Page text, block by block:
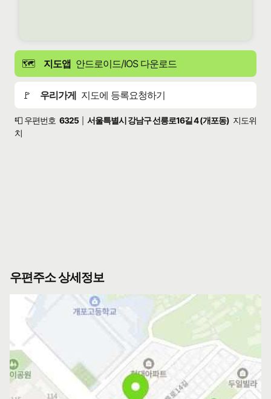
🗺️ 지도앱 안드로이드/IOS 다운로드
🚩 우리가게 지도에 등록요청하기
📮 우편번호 6325 서울특별시 강남구 선릉로16길 4 (개포동) 지도위
치
우편주소 상세정보